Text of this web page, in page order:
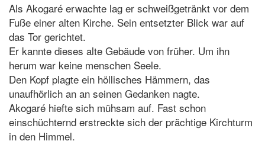
Als Akogaré erwachte lag er schweißgetränkt vor dem
Fuße einer alten Kirche. Sein entsetzter Blick war auf
das Tor gerichtet.
Er kannte dieses alte Gebäude von früher. Um ihn
herum war keine menschen Seele.
Den Kopf plagte ein höllisches Hämmern, das
unaufhörlich an an seinen Gedanken nagte.
Akogaré hiefte sich mühsam auf. Fast schon
einschüchternd erstreckte sich der prächtige Kirchturm
in den Himmel.